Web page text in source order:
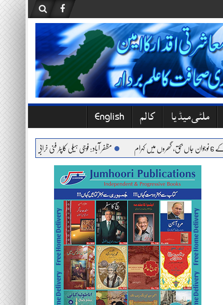
ملٹی میڈیا کالم English
مظفر آباد: فوجی ہیلی کاپٹر فنی خرابی کے باعث حادثے کا